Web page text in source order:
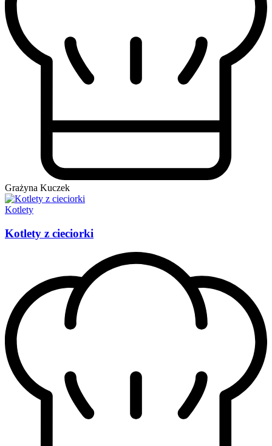
Grażyna Kuczek
Kotlety
Kotlety z cieciorki